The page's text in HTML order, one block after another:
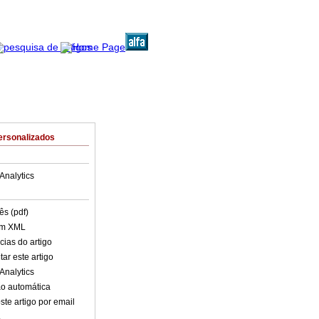
(pdf)
XML
do artigo
este artigo
automática
artigo por email